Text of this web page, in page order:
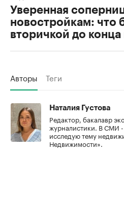
Уверенная
новостройкам: что
вторичкой до конца
Авторы Теги
Наталия Густова
Редактор, бакалавр
журналистики. В СМИ -
исследую тему
Недвижимости».